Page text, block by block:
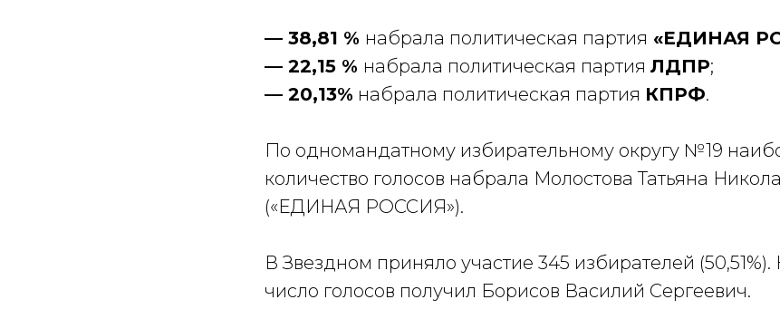
— 38,81 % набрала политическая партия «ЕДИНАЯ
— 22,15 % набрала политическая партия ЛДПР;
— 20,13% набрала политическая партия КПРФ.
По одномандатному избирательному округу №19
количество голосов набрала Молостова Татьяна
(«ЕДИНАЯ РОССИЯ»).
В Звездном приняло участие 345 избирателей
число голосов получил Борисов Василий Сергеевич.